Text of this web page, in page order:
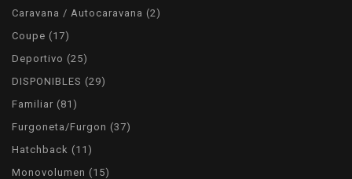
Caravana / Autocaravana 2 2
Coupe 1717
Deportivo 2525
DISPONIBLES 2929
Familiar 81 81
Furgoneta/Furgon 3737
Hatchback 11 11
Monovolumen 1515